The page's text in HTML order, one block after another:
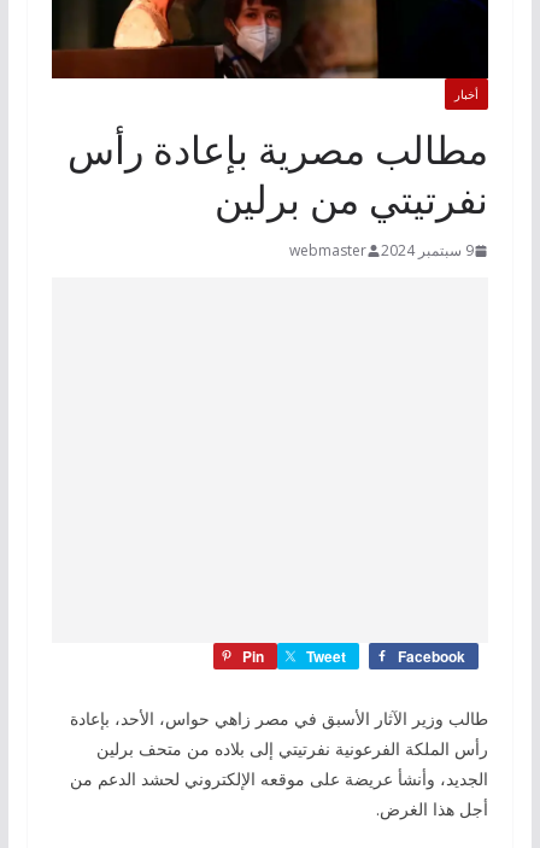
أخبار
مطالب مصرية بإعادة رأس
نفرتيتي من برلين
9 سبتمبر 2024 webmaster
Facebook
Tweet
Pin
طالب وزير الآثار الأسبق في مصر زاهي حواس، الأحد، بإعادة
رأس الملكة الفرعونية نفرتيتي إلى بلاده من متحف برلين
الجديد، وأنشأ عريضة على موقعه الإلكتروني لحشد الدعم من
أجل هذا الغرض.